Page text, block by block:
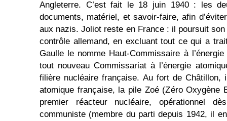
Angleterre. C’est fait le 18 juin 1940 : les
documents, matériel, et savoir-faire, afin
aux nazis. Joliot reste en France : il poursuit
contrôle allemand, en excluant tout ce qui a
Gaulle le nomme Haut-Commissaire à
tout nouveau Commissariat à l’énergie
filière nucléaire française. Au fort de Châtillon,
atomique française, la pile Zoé (Zéro Oxygène
premier réacteur nucléaire, opérationnel
communiste (membre du parti depuis 1942, il